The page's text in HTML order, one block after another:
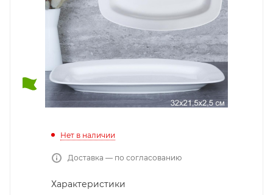
Нет в наличии
Доставка — по согласованию
Характеристики